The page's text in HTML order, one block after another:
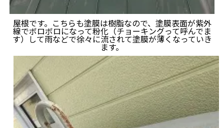
屋根です。こちらも塗膜は樹脂なので、塗膜表面が紫外
線でボロボロになって粉化（チョーキングって呼んでま
す）して雨などで徐々に流されて塗膜が薄くなっていき
ます。